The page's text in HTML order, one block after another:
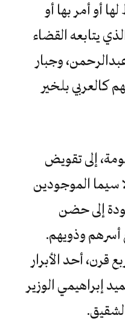
أو أمر بها أو
يتابعه القضاء
وجبار
كالعربي بلخير
إلى تقويض
سيما الموجودين
إلى حضن
أسرهم وذويهم.
قرن، أحد الأبرار
إبراهيمي الوزير